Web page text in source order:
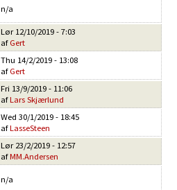
n/a
Lør 12/10/2019 - 7:03
af Gert
Thu 14/2/2019 - 13:08
af Gert
Fri 13/9/2019 - 11:06
afLars Skjærlund
Wed 30/1/2019 - 18:45
afLasseSteen
Lør 23/2/2019 - 12:57
afMM.Andersen
n/a